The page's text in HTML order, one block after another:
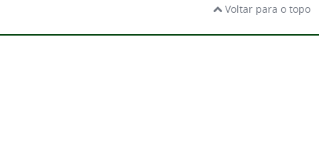
Voltar para o topo